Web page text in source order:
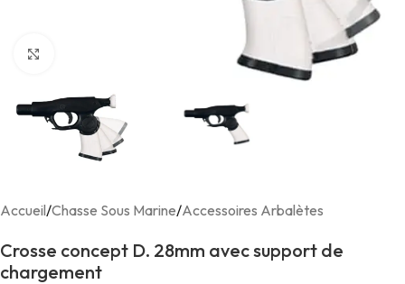
Accueil/Chasse Sous Marine/Accessoires Arbalètes
Crosse concept D. 28mm avec support de
chargement